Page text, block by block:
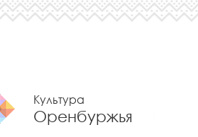
Культура
Оренбуржья